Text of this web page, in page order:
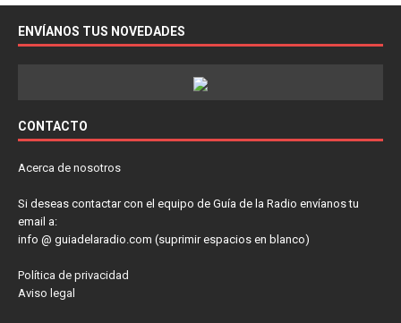
ENVÍANOS TUS NOVEDADES
CONTACTO
Acerca de nosotros
Si deseas contactar con el equipo de Guía de la Radio envíanos tu
email a:
info @ guiadelaradio.com (suprimir espacios en blanco)
Política de privacidad
Aviso legal